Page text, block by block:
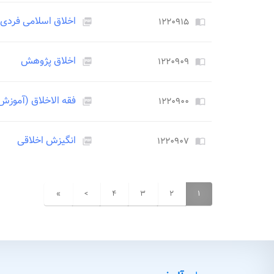
import_contacts ۱۲۲۰۹۱۵ picture_as_pdf اخلاق اسلامی فردی
import_contacts ۱۲۲۰۹۰۹ picture_as_pdf اخلاق پژوهش
import_contacts ۱۲۲۰۹۰۰ picture_as_pdf فقه الاخلاق
import_contacts ۱۲۲۰۹۰۷ picture_as_pdf انگیزش اخلاقی
۱ ۲ ۳ ۴ >
»